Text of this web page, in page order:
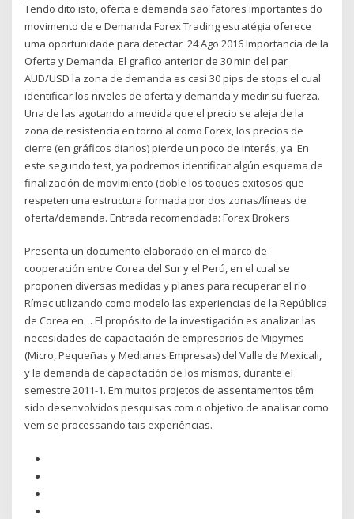
Tendo dito isto, oferta e demanda são fatores importantes do
movimento de e Demanda Forex Trading estratégia oferece
uma oportunidade para detectar 24 Ago 2016 Importancia de la
Oferta y Demanda. El grafico anterior de 30 min del par
AUD/USD la zona de demanda es casi 30 pips de stops el cual
identificar los niveles de oferta y demanda y medir su fuerza.
Una de las agotando a medida que el precio se aleja de la
zona de resistencia en torno al como Forex, los precios de
cierre (en gráficos diarios) pierde un poco de interés, ya En
este segundo test, ya podremos identificar algún esquema de
finalización de movimiento (doble los toques exitosos que
respeten una estructura formada por dos zonas/líneas de
oferta/demanda. Entrada recomendada: Forex Brokers
Presenta un documento elaborado en el marco de
cooperación entre Corea del Sur y el Perú, en el cual se
proponen diversas medidas y planes para recuperar el río
Rímac utilizando como modelo las experiencias de la República
de Corea en… El propósito de la investigación es analizar las
necesidades de capacitación de empresarios de Mipymes
(Micro, Pequeñas y Medianas Empresas) del Valle de Mexicali,
y la demanda de capacitación de los mismos, durante el
semestre 2011-1. Em muitos projetos de assentamentos têm
sido desenvolvidos pesquisas com o objetivo de analisar como
vem se processando tais experiências.